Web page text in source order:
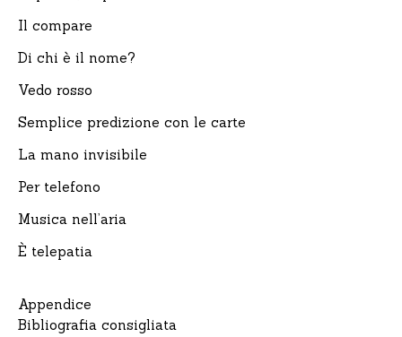
Il compare
Di chi è il nome?
Vedo rosso
Semplice predizione con le carte
La mano invisibile
Per telefono
Musica nell’aria
È telepatia
Appendice
Bibliografia consigliata